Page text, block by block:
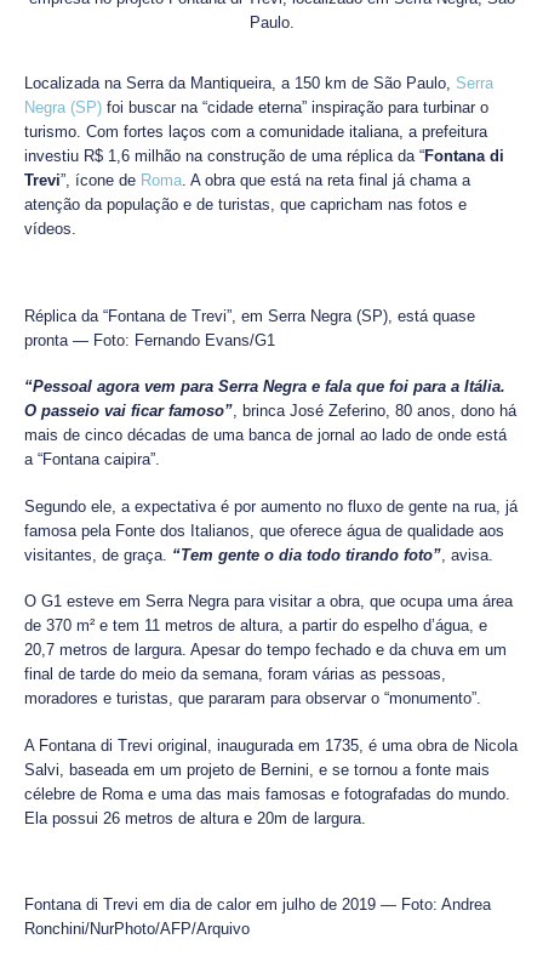
Localizada na Serra da Mantiqueira, a 150 km de São Paulo, Serra
Negra (SP) foi buscar na “cidade eterna” inspiração para turbinar o
turismo. Com fortes laços com a comunidade italiana, a prefeitura
investiu R$ 1,6 milhão na construção de uma réplica da “Fontana di
Trevi”, ícone de Roma. A obra que está na reta final já chama a
atenção da população e de turistas, que capricham nas fotos e
vídeos.
Réplica da “Fontana de Trevi”, em Serra Negra (SP), está quase
pronta — Foto: Fernando Evans/G1
“Pessoal agora vem para Serra Negra e fala que foi para a Itália.
O passeio vai ficar famoso”, brinca José Zeferino, 80 anos, dono há
mais de cinco décadas de uma banca de jornal ao lado de onde está
a “Fontana caipira”.
Segundo ele, a expectativa é por aumento no fluxo de gente na rua, já
famosa pela Fonte dos Italianos, que oferece água de qualidade aos
visitantes, de graça. “Tem gente o dia todo tirando foto” , avisa.
O G1 esteve em Serra Negra para visitar a obra, que ocupa uma área
de 370 m² e tem 11 metros de altura, a partir do espelho d’água, e
20,7 metros de largura. Apesar do tempo fechado e da chuva em um
final de tarde do meio da semana, foram várias as pessoas,
moradores e turistas, que pararam para observar o “monumento”.
A Fontana di Trevi original, inaugurada em 1735, é uma obra de Nicola
Salvi, baseada em um projeto de Bernini, e se tornou a fonte mais
célebre de Roma e uma das mais famosas e fotografadas do mundo.
Ela possui 26 metros de altura e 20m de largura.
Fontana di Trevi em dia de calor em julho de 2019 — Foto: Andrea
Ronchini/NurPhoto/AFP/Arquivo